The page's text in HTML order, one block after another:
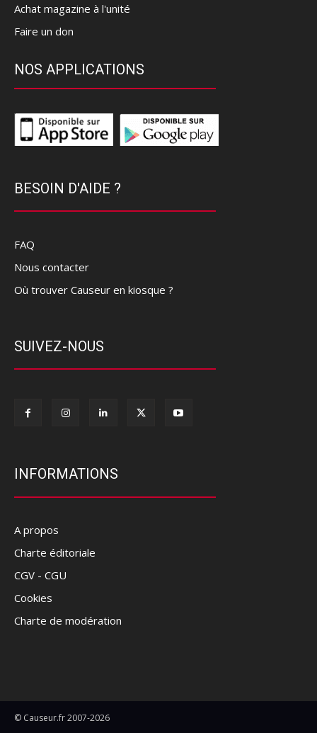
Achat magazine à l'unité
Faire un don
NOS APPLICATIONS
BESOIN D'AIDE ?
FAQ
Nous contacter
Où trouver Causeur en kiosque ?
SUIVEZ-NOUS
INFORMATIONS
A propos
Charte éditoriale
CGV - CGU
Cookies
Charte de modération
© Causeur.fr 2007-2026